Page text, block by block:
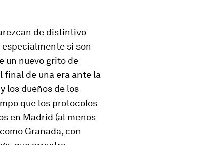
de distintivo
si son
un nuevo grito de
final de una era ante la
los dueños de los
que los protocolos
en Madrid (al menos
Granada, con